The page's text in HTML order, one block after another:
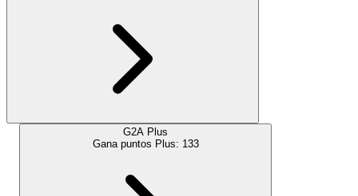
G2A Plus
Gana puntos Plus: 133